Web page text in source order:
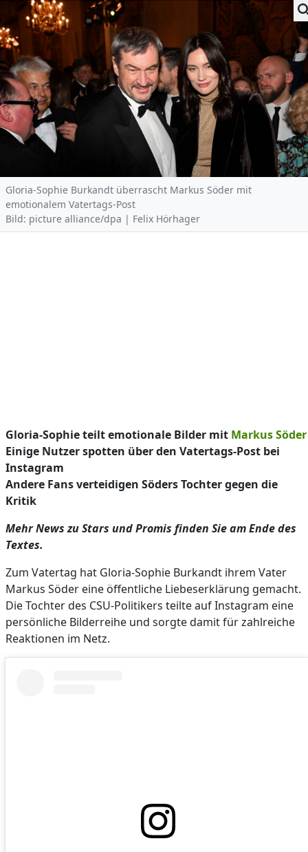
Gloria-Sophie Burkandt überrascht Markus Söder mit
emotionalem Vatertags-Post
Bild: picture alliance/dpa | Felix Hörhager
Gloria-Sophie teilt emotionale Bilder mit Markus Söder
Einige Nutzer spotten über den Vatertags-Post bei
Instagram
Andere Fans verteidigen Söders Tochter gegen die
Kritik
Mehr News zu Stars und Promis finden Sie am Ende des
Textes.
Zum Vatertag hat Gloria-Sophie Burkandt ihrem Vater
Markus Söder eine öffentliche Liebeserklärung gemacht.
Die Tochter des CSU-Politikers teilte auf Instagram eine
persönliche Bilderreihe und sorgte damit für zahlreiche
Reaktionen im Netz.